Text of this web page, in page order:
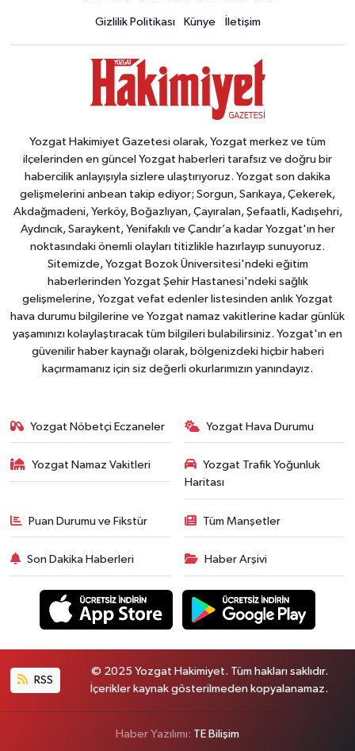
Gizlilik Politikası Künye İletişim
Yozgat Hakimiyet Gazetesi olarak, Yozgat merkez ve tüm
ilçelerinden en güncel Yozgat haberleri tarafsız ve doğru bir
habercilik anlayışıyla sizlere ulaştırıyoruz. Yozgat son dakika
gelişmelerini anbean takip ediyor; Sorgun, Sarıkaya, Çekerek,
Akdağmadeni, Yerköy, Boğazlıyan, Çayıralan, Şefaatli, Kadışehri,
Aydıncık, Saraykent, Yenifakılı ve Çandır’a kadar Yozgat'ın her
noktasındaki önemli olayları titizlikle hazırlayıp sunuyoruz.
Sitemizde, Yozgat Bozok Üniversitesi'ndeki eğitim
haberlerinden Yozgat Şehir Hastanesi'ndeki sağlık
gelişmelerine, Yozgat vefat edenler listesinden anlık Yozgat
hava durumu bilgilerine ve Yozgat namaz vakitlerine kadar günlük
yaşamınızı kolaylaştıracak tüm bilgileri bulabilirsiniz. Yozgat'ın en
güvenilir haber kaynağı olarak, bölgenizdeki hiçbir haberi
kaçırmamanız için siz değerli okurlarımızın yanındayız.
Yozgat Nöbetçi Eczaneler Yozgat Hava Durumu
Yozgat Namaz Vakitleri
Yozgat Trafik Yoğunluk
Haritası
Puan Durumu ve Fikstür Tüm Manşetler
Son Dakika Haberleri Haber Arşivi
RSS
© 2025 Yozgat Hakimiyet. Tüm hakları saklıdır.
İçerikler kaynak gösterilmeden kopyalanamaz.
Haber Yazılımı: TE Bilişim